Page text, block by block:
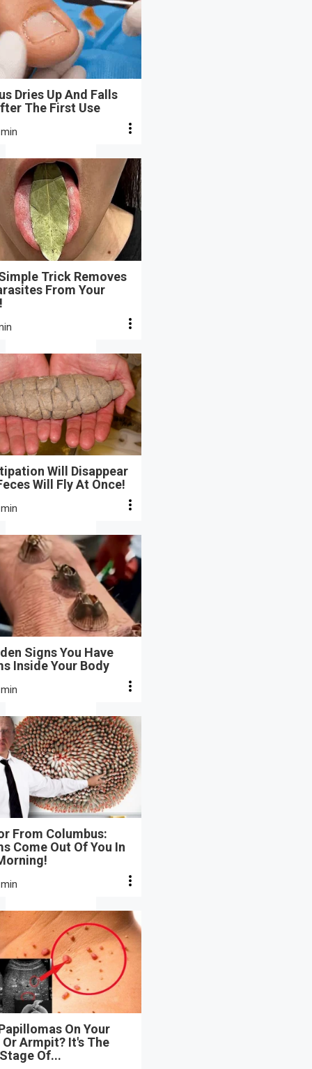
Dries Up And Falls
The First Use
Trick Removes
From Your
Will Disappear
Will Fly At Once!
Signs You Have
Inside Your Body
From Columbus:
Come Out Of You In
On Your
Armpit? It's The
Of...